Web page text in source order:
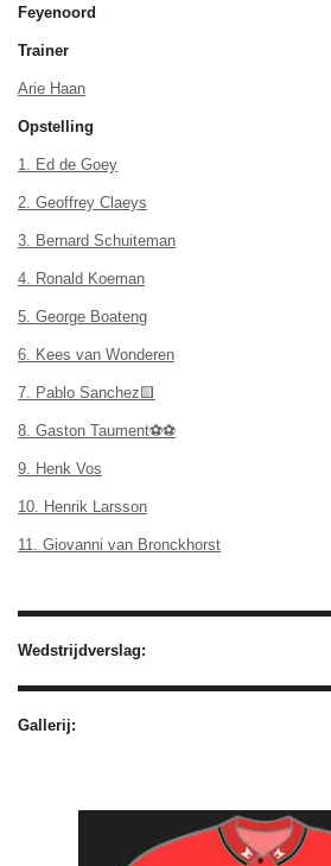
Feyenoord
Trainer
Arie Haan
Opstelling
1. Ed de Goey
2. Geoffrey Claeys
3. Bernard Schuiteman
4. Ronald Koeman
5. George Boateng
6. Kees van Wonderen
7. Pablo Sanchez🟨
8. Gaston Taument⚽⚽
9. Henk Vos
10. Henrik Larsson
11. Giovanni van Bronckhorst
Wedstrijdverslag:
Gallerij: